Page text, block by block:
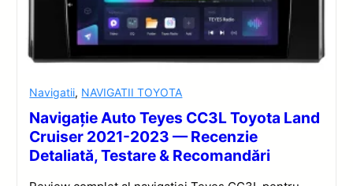
Navigatii, NAVIGATII TOYOTA
Navigație Auto Teyes CC3L Toyota Land
Cruiser 2021-2023 — Recenzie
Detaliată, Testare & Recomandări